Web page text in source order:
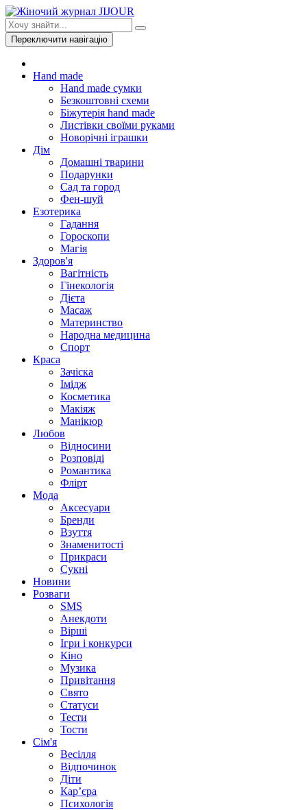
Переключити навігацію
Hand made
Hand made сумки
Безкоштовні схеми
Біжутерія hand made
Листівки своїми руками
Новорічні іграшки
Дім
Домашні тварини
Подарунки
Сад та город
Фен-шуй
Езотерика
Гадання
Гороскопи
Магія
Здоров'я
Вагітність
Гінекологія
Дієта
Масаж
Материнство
Народна медицина
Спорт
Краса
Зачіска
Імідж
Косметика
Макіяж
Манікюр
Любов
Відносини
Розповіді
Романтика
Флірт
Мода
Аксесуари
Бренди
Взуття
Знаменитості
Прикраси
Сукні
Новини
Розваги
SMS
Анекдоти
Вірші
Ігри і конкурси
Кіно
Музика
Привітання
Свято
Статуси
Тести
Тости
Сім'я
Весілля
Відпочинок
Діти
Кар’єра
Психологія